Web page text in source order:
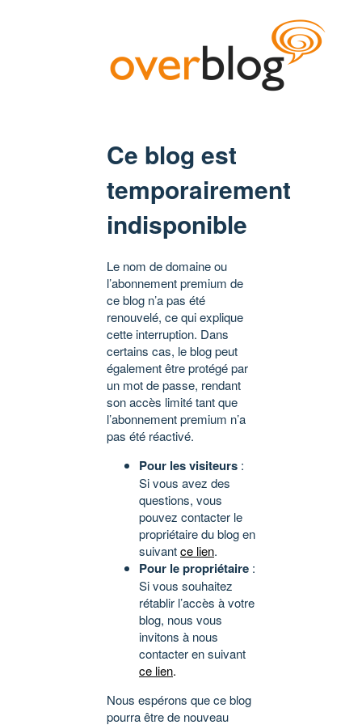
Ce blog est
temporairement
indisponible
Le nom de domaine ou
l’abonnement premium de
ce blog n’a pas été
renouvelé, ce qui explique
cette interruption. Dans
certains cas, le blog peut
également être protégé par
un mot de passe, rendant
son accès limité tant que
l’abonnement premium n’a
pas été réactivé.
Pour les visiteurs :
Si vous avez des
questions, vous
pouvez contacter le
propriétaire du blog en
suivantce lien.
Pour le propriétaire :
Si vous souhaitez
rétablir l’accès à votre
blog, nous vous
invitons à nous
contacter en suivant
ce lien.
Nous espérons que ce blog
pourra être de nouveau